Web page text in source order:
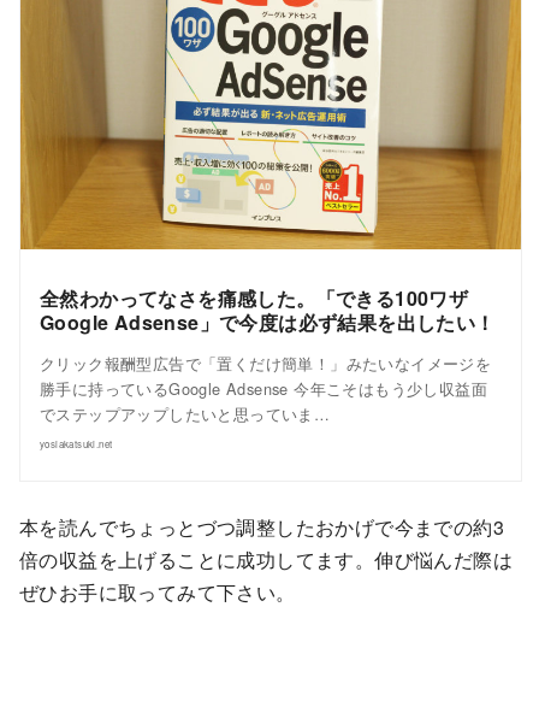
全然わかってなさを痛感した。「できる100ワザ
Google Adsense」で今度は必ず結果を出したい！
クリック報酬型広告で「置くだけ簡単！」みたいなイメージを
勝手に持っているGoogle Adsense 今年こそはもう少し収益面
でステップアップしたいと思っていま…
yosiakatsuki.net
本を読んでちょっとづつ調整したおかげで今までの約3
倍の収益を上げることに成功してます。伸び悩んだ際は
ぜひお手に取ってみて下さい。